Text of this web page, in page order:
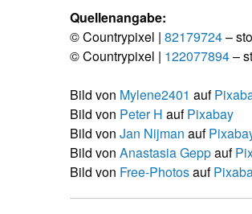
Quellenangabe:
© Countrypixel | 82179724–
© Countrypixel | 122077894–
Bild von Mylene2401 auf
Bild von Peter H aufPixabay
Bild von Jan Nijman auf
Bild von Anastasia Geppauf
Bild von Free-Photosauf